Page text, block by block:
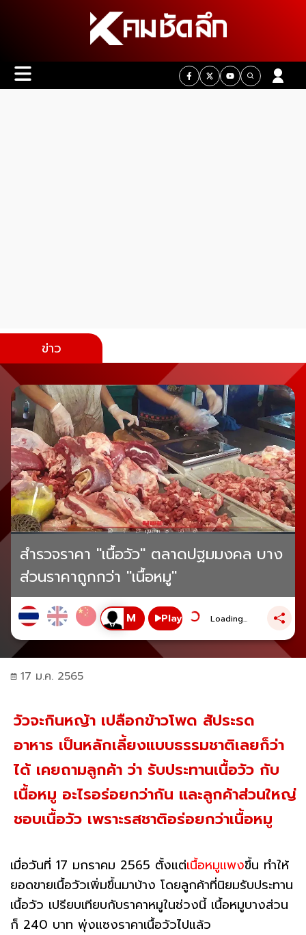
ข่าว
สำรวจราคา "เนื้อวัว" ตลาดปฐมมงคล บาง
ส่วนราคาถูกกว่า "เนื้อหมู"
Play Loading...
17 ม.ค. 2565
วัวจะกินหญ้า เปลือกข้าวโพด สัประรด
อาหาร เป็นหลักเลี้ยงแบบธรรมชาติเลยก็ว่า
ได้ เคยถามลูกค้า ว่า รับประทานเนื้อวัว กับ
เนื้อหมู อะไรอร่อยกว่ากัน และลูกค้าส่วนใหญ่
ชอบเนื้อวัว เพราะรสชาติอร่อยกว่าเนื้อหมู
เมื่อวันที่ 17 มกราคม 2565 ตั้งแต่เนื้อหมูแพงขึ้น ทำให้
ยอดขายเนื้อวัวเพิ่มขึ้นมาบ้าง โดยลูกค้าที่นิยมรับประทาน
เนื้อวัว เปรียบเทียบกับราคาหมูในช่วงนี้ เนื้อหมูบางส่วน
ก็ 240 บาท พุ่งแซงราคาเนื้อวัวไปแล้ว